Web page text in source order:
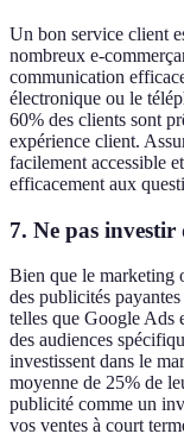
Un bon service client
nombreux e-
communication
électronique ou le
60% des clients sont
expérience client.
facilement accessible
efficacement aux
7. Ne pas
Bien que le marketing
des publicités
telles que Google Ads
des audiences
investissent dans le
moyenne de 25% de
publicité comme un
vos ventes à court